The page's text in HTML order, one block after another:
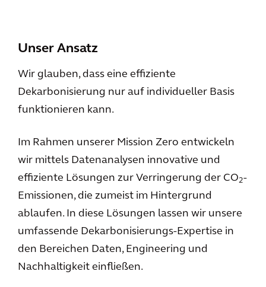
Unser Ansatz
Wir glauben, dass eine effiziente
Dekarbonisierung nur auf individueller Basis
funktionieren kann.
Im Rahmen unserer Mission Zero entwickeln
wir mittels Datenanalysen innovative und
effiziente Lösungen zur Verringerung der CO2-
Emissionen, die zumeist im Hintergrund
ablaufen. In diese Lösungen lassen wir unsere
umfassende Dekarbonisierungs-Expertise in
den Bereichen Daten, Engineering und
Nachhaltigkeit einfließen.